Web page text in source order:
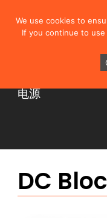
电源
DC
We use cookies to
If you continue to